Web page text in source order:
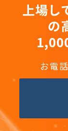
上場し
の
お電